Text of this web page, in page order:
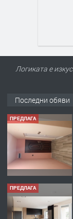
Логиката е
Последни обяви
ПРЕДЛАГА
ПРЕДЛАГА